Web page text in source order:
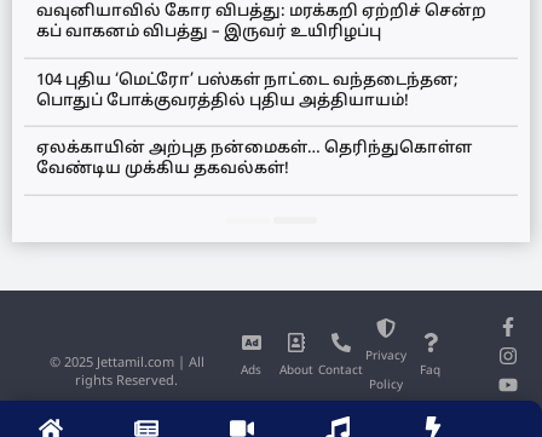
வவுனியாவில் கோர விபத்து: மரக்கறி ஏற்றிச் சென்ற
கப் வாகனம் விபத்து – இருவர் உயிரிழப்பு
104 புதிய ‘மெட்ரோ’ பஸ்கள் நாட்டை வந்தடைந்தன;
பொதுப் போக்குவரத்தில் புதிய அத்தியாயம்!
ஏலக்காயின் அற்புத நன்மைகள்… தெரிந்துகொள்ள
வேண்டிய முக்கிய தகவல்கள்!
Ads About Contact
Privacy
Policy
Faq
© 2025 Jettamil.com | All
rights Reserved.